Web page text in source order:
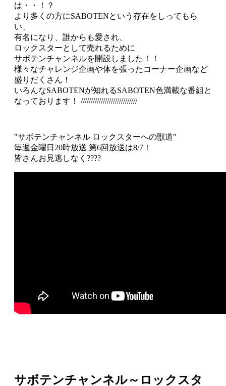
は・・！？
より多くの方にSABOTENという存在をしってもら
い、
有名になり、誰からも愛され、
ロックスターとして売れるために
サボテンチャンネルを開設しました！！
様々なチャレンジ企画や体を張ったコーナー企画など
盛りだくさん！
いろんなSABOTENが知れるSABOTEN色満載な番組と
なっております！ ////////////////////////////
"サボテンチャンネル ロックスターへの獣道"
毎週金曜日20時放送 第6回放送は8/7！
皆さんお見逃しなく????
サボテンチャンネル～ロックスタ